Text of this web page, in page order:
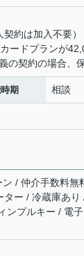
約は加入不要）
ードプランが
契約の場合、
期 相談
/ 仲介手数料無
ー / 冷蔵庫あ
ンプルキー / 電